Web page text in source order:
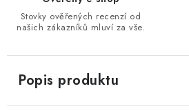
Stovky ověřených recenzí od
našich zákazníků mluví za vše.
Popis produktu